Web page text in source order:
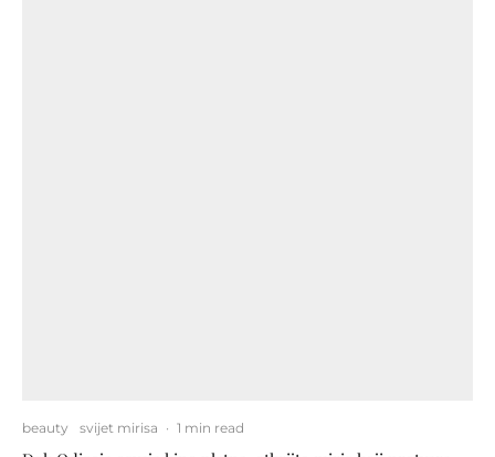
beauty svijet mirisa · 1 min read